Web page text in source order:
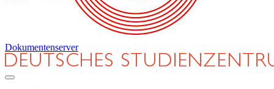
Dokumentenserver